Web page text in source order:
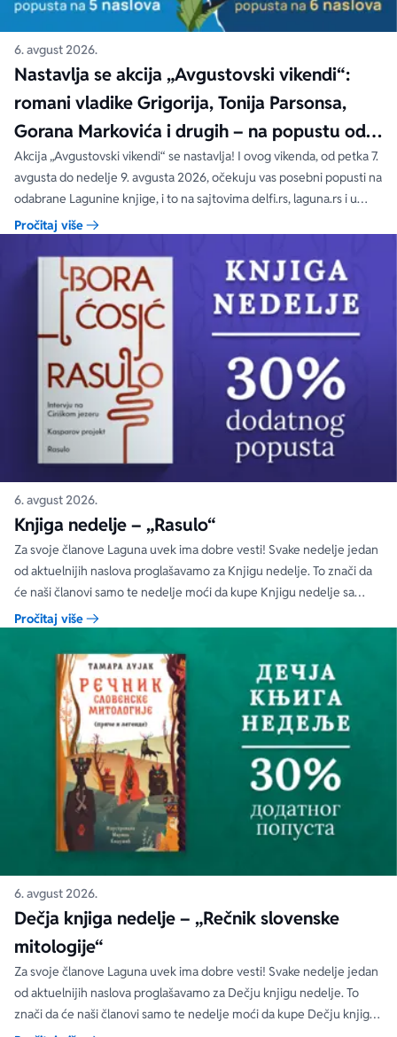
6. avgust 2026.
Nastavlja se akcija „Avgustovski vikendi“:
romani vladike Grigorija, Tonija Parsonsa,
Gorana Markovića i drugih – na popustu od
čak 40, 50 i 60%
Akcija „Avgustovski vikendi“ se nastavlja! I ovog vikenda, od petka 7.
avgusta do nedelje 9. avgusta 2026, očekuju vas posebni popusti na
odabrane Lagunine knjige, i to na sajtovima delfi.rs, laguna.rs i u
svim Delfi knjižarama.
Pročitaj više
6. avgust 2026.
Knjiga nedelje – „Rasulo“
Za svoje članove Laguna uvek ima dobre vesti! Svake nedelje jedan
od aktuelnijih naslova proglašavamo za Knjigu nedelje. To znači da
će naši članovi samo te nedelje moći da kupe Knjigu nedelje sa
specijalnim DODATNIM popustom od 30%.
Pročitaj više
6. avgust 2026.
Dečja knjiga nedelje – „Rečnik slovenske
mitologije“
Za svoje članove Laguna uvek ima dobre vesti! Svake nedelje jedan
od aktuelnijih naslova proglašavamo za Dečju knjigu nedelje. To
znači da će naši članovi samo te nedelje moći da kupe Dečju knjigu